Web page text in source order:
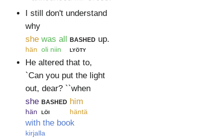
I still don't understand
why
she
hän
was all
oli niin
bashed
lyöty
up.
He altered that to,
`Can you put the light
out, dear? ``when
she
hän
bashed
löi
him
häntä
with the book
kirjalla